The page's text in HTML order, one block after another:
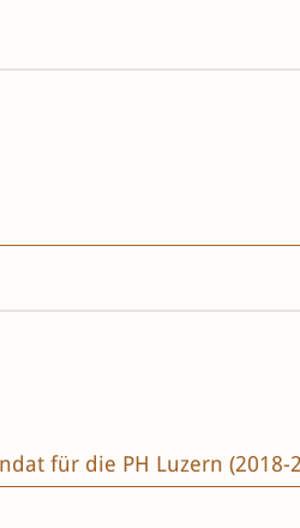
für die PH Luzern (2018-